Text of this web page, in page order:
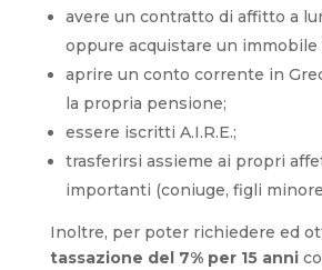
avere un contratto di affitto a
oppure acquistare un immobile
aprire un conto corrente in
la propria pensione;
essere iscritti A.I.R.E.;
trasferirsi assieme ai propri
importanti (coniuge, figli
Inoltre, per poter richiedere ed
tassazione del 7% per 15 anni